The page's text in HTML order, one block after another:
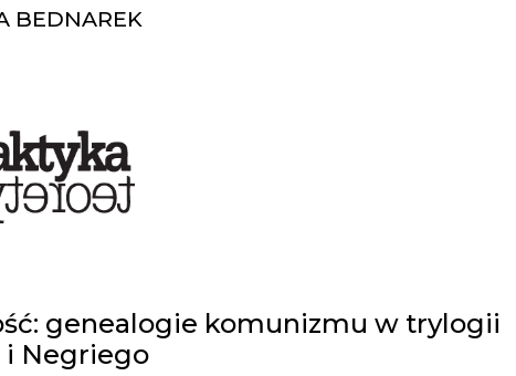
BEDNAREK
genealogie komunizmu w trylogii
i Negriego